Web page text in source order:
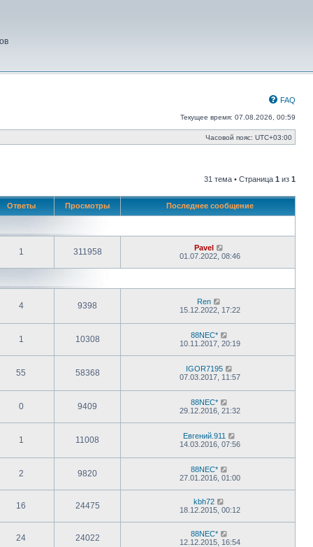
FAQ
Текущее время: 07.08.2026, 00:59
Часовой пояс: UTC+03:00
31 тема • Страница 1 из 1
Ответы Просмотры Последнее сообщение
1 311958
Pavel
01.07.2022, 08:46
4 9398
Ren
15.12.2022, 17:22
1 10308
88NEC*
10.11.2017, 20:19
55 58368
IGOR7195
07.03.2017, 11:57
0 9409
88NEC*
29.12.2016, 21:32
1 11008
Евгений.911
14.03.2016, 07:56
2 9820
88NEC*
27.01.2016, 01:00
16 24475
kbh72
18.12.2015, 00:12
24 24022
88NEC*
12.12.2015, 16:54